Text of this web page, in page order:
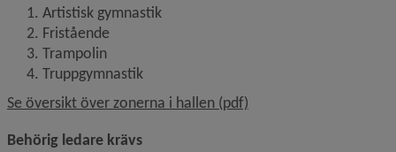
Artistisk gymnastik
Fristående
Trampolin
Truppgymnastik
Se översikt över zonerna i hallen (pdf)
Behörig ledare krävs